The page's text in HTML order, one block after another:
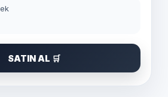
SATIN AL 🛒